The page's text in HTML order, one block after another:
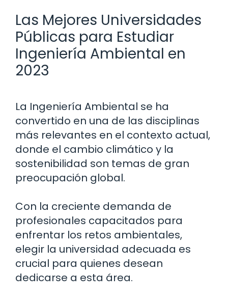
Las Mejores Universidades
Públicas para Estudiar
Ingeniería Ambiental en
2023
La Ingeniería Ambiental se ha
convertido en una de las disciplinas
más relevantes en el contexto actual,
donde el cambio climático y la
sostenibilidad son temas de gran
preocupación global.
Con la creciente demanda de
profesionales capacitados para
enfrentar los retos ambientales,
elegir la universidad adecuada es
crucial para quienes desean
dedicarse a esta área.